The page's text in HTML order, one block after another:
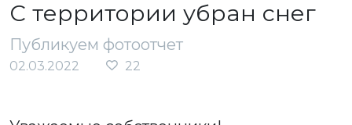
С территории убран снег
Публикуем фотоотчет
02.03.2022 22